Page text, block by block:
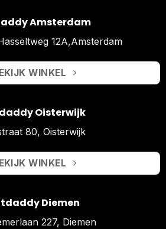
Amsterdam
12A,Amsterdam
WINKEL
Oisterwijk
80, Oisterwijk
WINKEL
Diemen
227, Diemen